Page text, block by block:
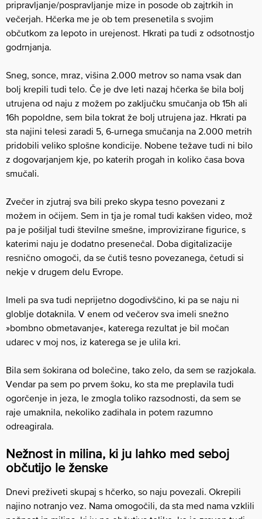
pripravljanje/pospravljanje mize in posode ob zajtrkih in
večerjah. Hčerka me je ob tem presenetila s svojim
občutkom za lepoto in urejenost. Hkrati pa tudi z odsotnostjo
godrnjanja.
Sneg, sonce, mraz, višina 2.000 metrov so nama vsak dan
bolj krepili tudi telo. Če je dve leti nazaj hčerka še bila bolj
utrujena od naju z možem po zaključku smučanja ob 15h ali
16h popoldne, sem bila tokrat že bolj utrujena jaz. Hkrati pa
sta najini telesi zaradi 5, 6-urnega smučanja na 2.000 metrih
pridobili veliko splošne kondicije. Nobene težave tudi ni bilo
z dogovarjanjem kje, po katerih progah in koliko časa bova
smučali.
Zvečer in zjutraj sva bili preko skypa tesno povezani z
možem in očijem. Sem in tja je romal tudi kakšen video, mož
pa je pošiljal tudi številne smešne, improvizirane figurice, s
katerimi naju je dodatno presenečal. Doba digitalizacije
resnično omogoči, da se čutiš tesno povezanega, četudi si
nekje v drugem delu Evrope.
Imeli pa sva tudi neprijetno dogodivščino, ki pa se naju ni
globlje dotaknila. V enem od večerov sva imeli snežno
»bombno obmetavanje«, katerega rezultat je bil močan
udarec v moj nos, iz katerega se je ulila kri.
Bila sem šokirana od bolečine, tako zelo, da sem se razjokala.
Vendar pa sem po prvem šoku, ko sta me preplavila tudi
ogorčenje in jeza, le zmogla toliko razsodnosti, da sem se
raje umaknila, nekoliko zadihala in potem razumno
odreagirala.
Nežnost in milina, ki ju lahko med seboj
občutijo le ženske
Dnevi preživeti skupaj s hčerko, so naju povezali. Okrepili
najino notranjo vez. Nama omogočili, da sta med nama vzklili